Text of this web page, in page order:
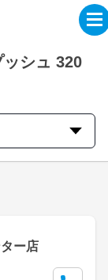
シュ 320
ー店